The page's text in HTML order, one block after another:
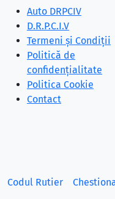
Auto DRPCIV
D.R.P.C.I.V
Termeni și Condiții
Politică de
confidențialitate
Politica Cookie
Contact
Codul Rutier